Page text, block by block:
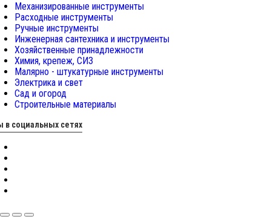
Механизированные инструменты
Расходные инструменты
Ручные инструменты
Инженерная сантехника и инструменты
Хозяйственные принадлежности
Химия, крепеж, СИЗ
Малярно - штукатурные инструменты
Электрика и свет
Сад и огород
Строительные материалы
в социальных сетях